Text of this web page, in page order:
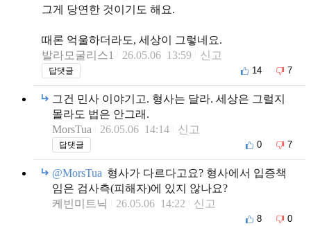
그게 당연한 것이기도 해요.
때론 억울하더라도, 세상이 그렇네요.
발라모굴리스1
26.05.06 13:59 신고
답댓글 14 7
그건 민사 이야기고. 형사는 달라. 세상은 그럴지
몰라도 법은 안그래.
MorsTua
26.05.06 14:14 신고
답댓글 0 7
@MorsTua 형사가 다르다고요? 형사에서 입증책
임은 검사측(피해자)에 있지 않나요?
케빈미트닉
26.05.06 14:22 신고
8 0